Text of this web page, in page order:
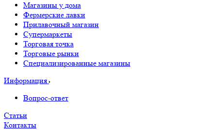
Магазины у дома
Фермерские лавки
Прилавочный магазин
Супермаркеты
Торговая точка
Торговые рынки
Специализированные магазины
Информация
Вопрос-ответ
Статьи
Контакты